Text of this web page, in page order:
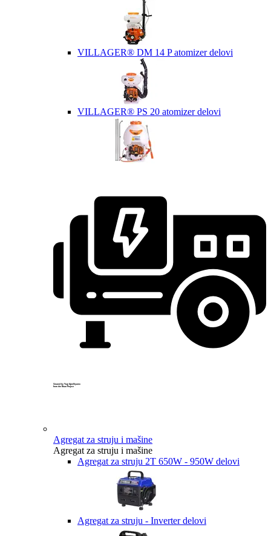
VILLAGER® DM 14 P atomizer delovi
VILLAGER® PS 20 atomizer delovi
Created by Yogi Aprelliyanto
from the Noun Project
Agregat za struju i mašine
Agregat za struju i mašine
Agregat za struju 2T 650W - 950W delovi
Agregat za struju - Inverter delovi